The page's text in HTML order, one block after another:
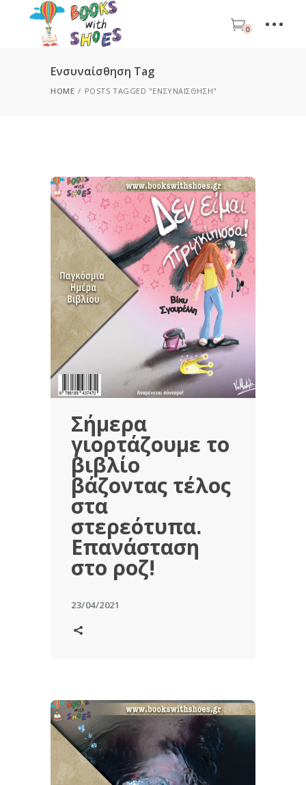
0
Ενσυναίσθηση Tag
HOME POSTS TAGGED "ΕΝΣΥΝΑΊΣΘΗΣΗ"
Σήμερα
γιορτάζουμε το
βιβλίο
βάζοντας τέλος
στα
στερεότυπα.
Επανάσταση
στο ροζ!
23/04/2021